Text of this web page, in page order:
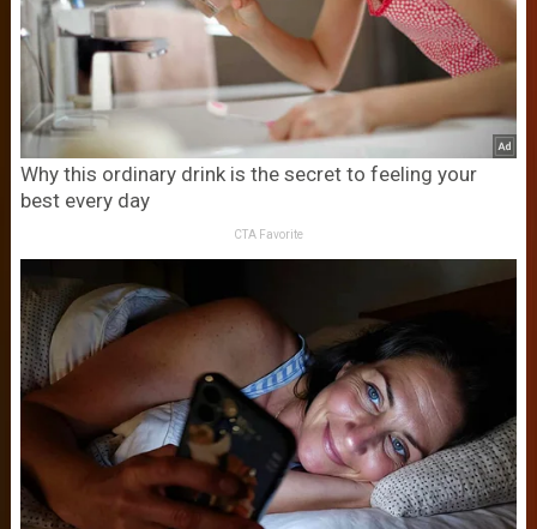
Why this ordinary drink is the secret to feeling your
best every day
CTA Favorite